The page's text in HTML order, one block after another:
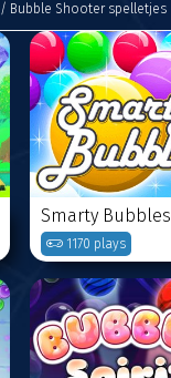
/ Bubble Shooter spelletjes
Smarty Bubbles
1170 plays